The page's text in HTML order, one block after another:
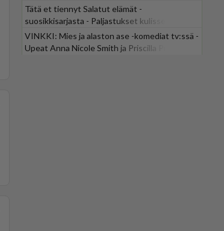
odotti
Tätä et tiennyt Salatut elämät -
suosikkisarjasta - Paljastukset kulisseista
yllättävät
VINKKI: Mies ja alaston ase -komediat tv:ssä -
Upeat Anna Nicole Smith ja Priscilla Presley